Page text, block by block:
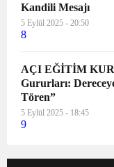
Kandili Mesajı
5 Eylül 2025 - 20:50
8
AÇI EĞİTİM
Gururları:
Tören”
5 Eylül 2025 - 18:45
9